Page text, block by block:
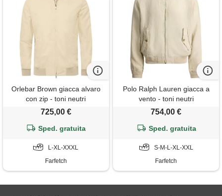
Orlebar Brown giacca alvaro
con zip - toni neutri
725,00 €
Sped. gratuita
L-XL-XXXL
Farfetch
Polo Ralph Lauren giacca a
vento - toni neutri
754,00 €
Sped. gratuita
S-M-L-XL-XXL
Farfetch